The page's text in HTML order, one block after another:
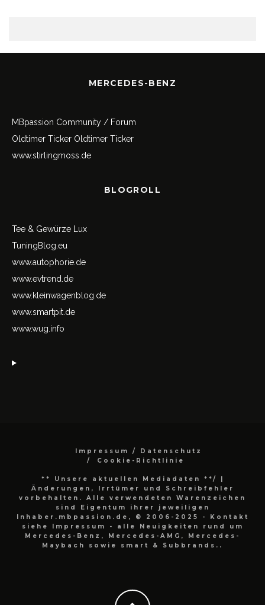
MERCEDES-BENZ
MBpassion Community / Forum
Oldtimer Ticker Oldtimer Ticker
www.stirlingmoss.de
BLOGROLL
Tee & Gewürze Lux
TuningBlog.eu
www.autophorie.de
www.evtrend.de
www.kleinwagenblog.de
www.smartpit.de
www.wug.info
Impressum / Datenschutz
Cookie-Richtlinie
** Unsere aktuellen Mediadaten **/
|
Änderungen, Irrtümer und Schreibfehler
vorbehalten. Alle verwendeten Warenzeichen
sind Eigentum ihrer jeweiligen
Inhaber.mbpassion.de, © 2006-2025 - Kontakt
siehe Impressum - alle Neuigkeiten rund um
Mercedes-Benz, Mercedes-AMG, Mercedes-
Maybach sowie smart & Subbrands..